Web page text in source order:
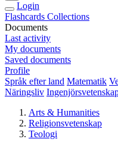
Login
Flashcards Collections
Documents
Last activity
My documents
Saved documents
Profile
Språk efter land Matematik
Näringsliv
Arts & Humanities
Religionsvetenskap
Teologi